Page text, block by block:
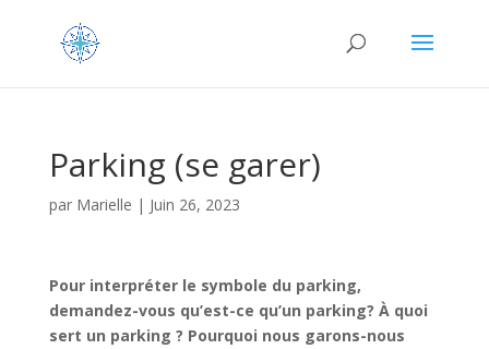
Parking (se garer)
par Marielle | Juin 26, 2023
Pour interpréter le symbole du parking,
demandez-vous qu’est-ce qu’un parking? À quoi
sert un parking ? Pourquoi nous garons-nous